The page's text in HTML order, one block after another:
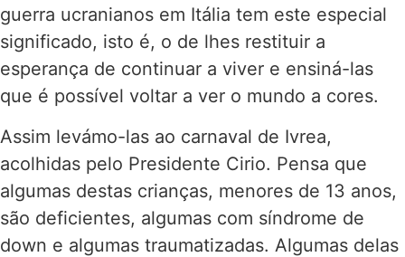
guerra ucranianos em Itália tem este especial
significado, isto é, o de lhes restituir a
esperança de continuar a viver e ensiná-las
que é possível voltar a ver o mundo a cores.
Assim levámo-las ao carnaval de Ivrea,
acolhidas pelo Presidente Cirio. Pensa que
algumas destas crianças, menores de 13 anos,
são deficientes, algumas com síndrome de
down e algumas traumatizadas. Algumas delas